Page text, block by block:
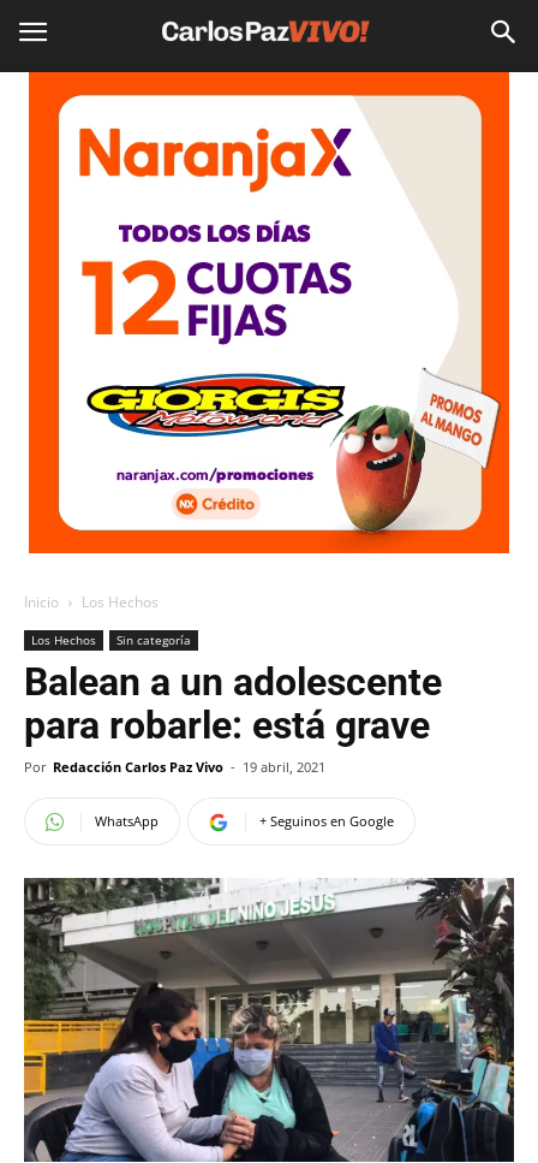
Inicio Los Hechos
Los Hechos Sin categoría
Balean a un adolescente
para robarle: está grave
Por Redacción Carlos Paz Vivo - 19 abril, 2021
WhatsApp + Seguinos en Google